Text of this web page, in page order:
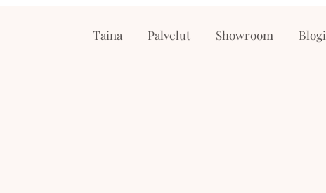
Taina Palvelut Showroom Blogi